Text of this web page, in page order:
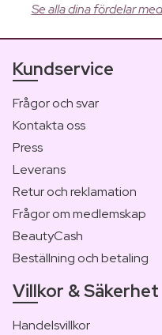
Se alla dina fördelar
Kundservice
Frågor och svar
Kontakta oss
Press
Leverans
Retur och reklamation
Frågor om medlemskap
BeautyCash
Beställning och betaling
Villkor & Säkerhet
Handelsvillkor